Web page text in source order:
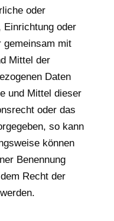
oder
Einrichtung oder
gemeinsam mit
Mittel der
Daten
und Mittel dieser
oder das
so kann
können
Benennung
Recht der